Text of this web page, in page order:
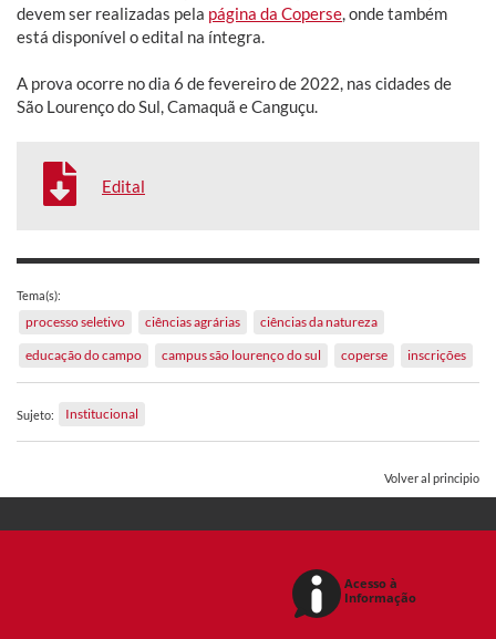
devem ser realizadas pela página da Coperse, onde também
está disponível o edital na íntegra.
A prova ocorre no dia 6 de fevereiro de 2022, nas cidades de
São Lourenço do Sul, Camaquã e Canguçu.
Edital
Tema(s):
processo seletivo ciências agrárias
ciências da natureza
educação do campo
campus são lourenço do sul coperse inscrições
Sujeto: Institucional
Volver al principio